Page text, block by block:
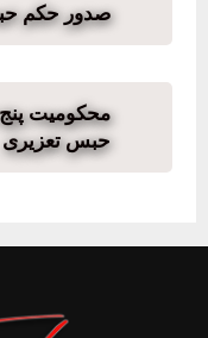
صدور حکم
محکومیت پنج
حبس تعزیری